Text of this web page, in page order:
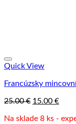
Quick View
Francúzsky
25.00€ Pôvodná
bola:
15.00 €
je:
Na sklade 8 ks -